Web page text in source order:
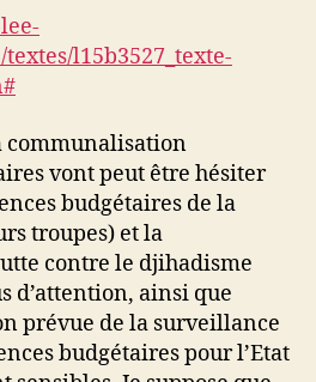
l15b3527_texte-
communalisation
vont peut être hésiter
budgétaires de la
troupes) et la
contre le djihadisme
d’attention, ainsi que
prévue de la surveillance
budgétaires pour l’Etat